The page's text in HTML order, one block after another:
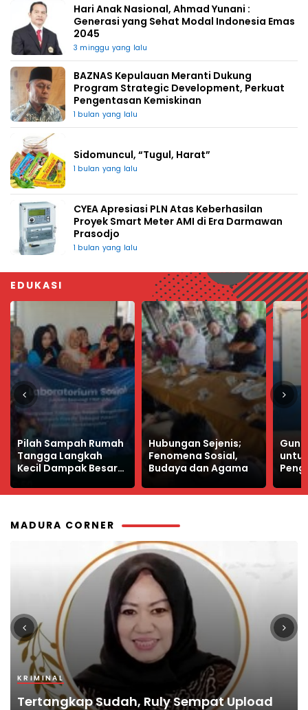
Hari Anak Nasional, Ahmad Yunani :
Generasi yang Sehat Modal Indonesia Emas
2045
3 minggu yang lalu
BAZNAS Kepulauan Meranti Dukung
Program Strategic Development, Perkuat
Pengentasan Kemiskinan
1 bulan yang lalu
Sidomuncul, “Tugul, Harat”
1 bulan yang lalu
CYEA Apresiasi PLN Atas Keberhasilan
Proyek Smart Meter AMI di Era Darmawan
Prasodjo
1 bulan yang lalu
EDUKASI
Hubungan Sejenis;
Fenomena Sosial,
Budaya dan Agama
Guna Materi PKWU
untuk SMK,
Pengantar Prakarya
Kelas XI
MADURA CORNER
KRIMINAL
Tertangkap Sudah, Ruly Sempat Upload
KRIMINAL
Terungkap, Autopsi ASN Bangkalan
PENDIDIKAN
Bangkalan Terbitkan Pedoman Pelayanan
TOKOH
POJOK MADURA